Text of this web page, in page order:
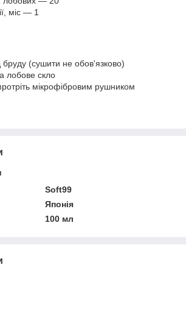
міс — 1
бруду (сушити не обов'язково)
лобове скло
мікрофібровим рушником
Soft99
Японія
100 мл